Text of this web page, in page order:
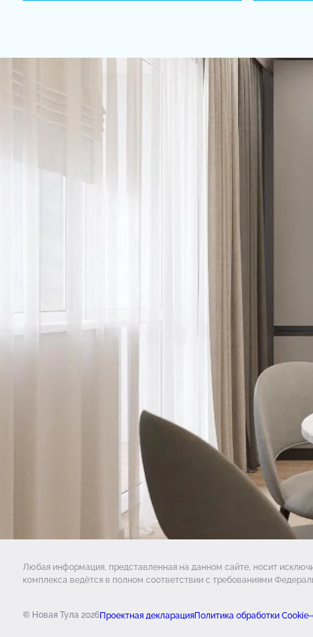
Любая информация, представленная на данном сайте, носит
комплекса ведётся в полном соответствии с требованиями
© Новая Тула 2026Проектная декларацияПолитика обработки